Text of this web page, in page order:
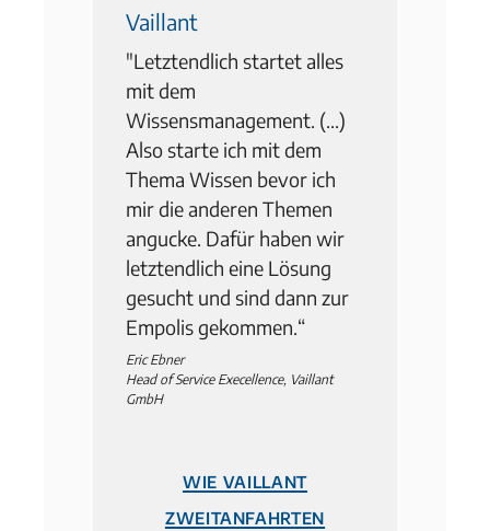
Vaillant
"Letztendlich startet alles
mit dem
Wissensmanagement. (...)
Also starte ich mit dem
Thema Wissen bevor ich
mir die anderen Themen
angucke. Dafür haben wir
letztendlich eine Lösung
gesucht und sind dann zur
Empolis gekommen.“
Eric Ebner
Head of Service Execellence, Vaillant
GmbH
Wie Vaillant
Zweitanfahrten